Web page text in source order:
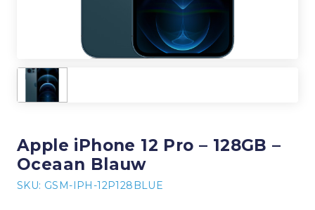
Apple iPhone 12 Pro – 128GB –
Oceaan Blauw
SKU: GSM-IPH-12P128BLUE